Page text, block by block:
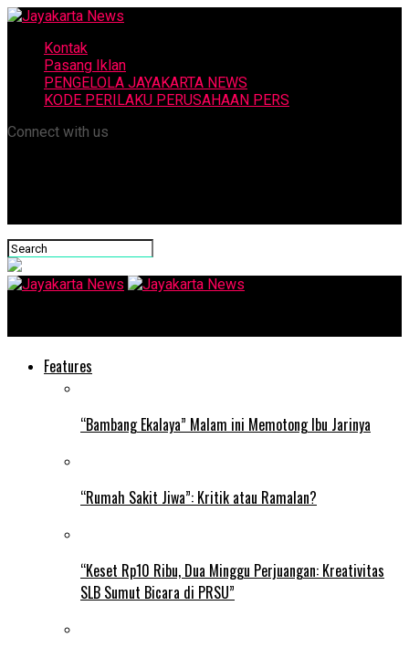
Kontak
Pasang Iklan
PENGELOLA JAYAKARTA NEWS
KODE PERILAKU PERUSAHAAN PERS
Connect with us
Features
“Bambang Ekalaya” Malam ini Memotong Ibu Jarinya
“Rumah Sakit Jiwa”: Kritik atau Ramalan?
“Keset Rp10 Ribu, Dua Minggu Perjuangan: Kreativitas
SLB Sumut Bicara di PRSU”